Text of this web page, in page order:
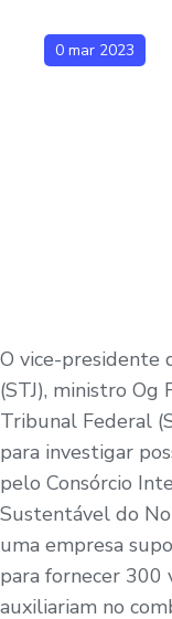
0 mar 2023
O vice-presidente
(STJ), ministro Og
Tribunal Federal
para investigar
pelo Consórcio
Sustentável do
uma empresa
para fornecer 300
auxiliariam no